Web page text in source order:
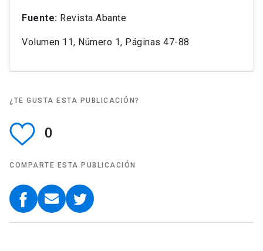
Fuente: Revista Abante
Volumen 11, Número 1, Páginas 47-88
¿TE GUSTA ESTA PUBLICACIÓN?
0
COMPARTE ESTA PUBLICACIÓN